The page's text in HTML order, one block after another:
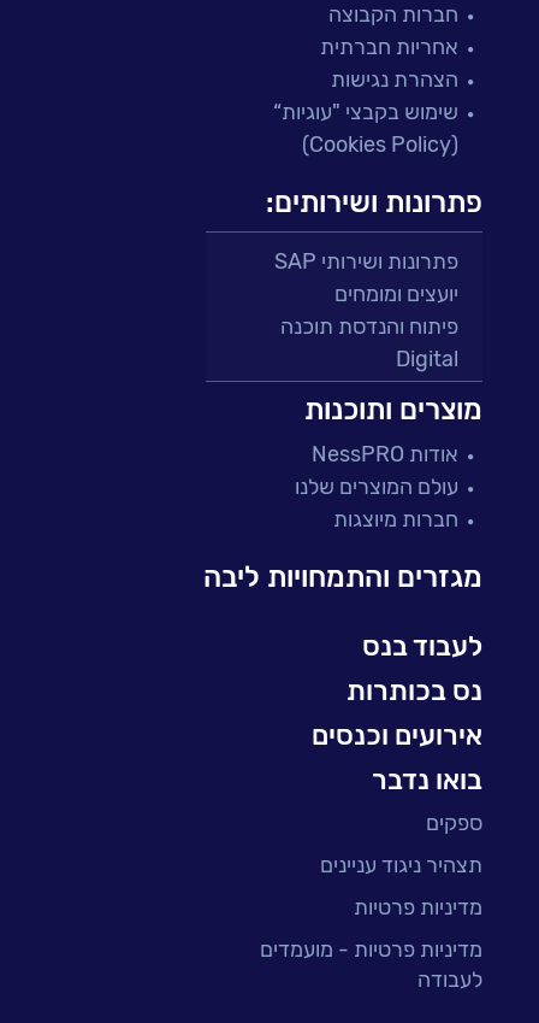
חברות הקבוצה
אחריות חברתית
הצהרת נגישות
שימוש בקבצי "עוגיות“
(Cookies Policy)
פתרונות ושירותים:
פתרונות ושירותי SAP
יועצים ומומחים
פיתוח והנדסת תוכנה
Digital
פתרונות למגזר הפיננסי
מיקור חוץ ושירותים מנוהלים
בדיקות והבטחת איכות
עולמות הענן
עולמות הסייבר
BI, Analytics & Big-Data
מוצרים ותוכנות
אודות NessPRO
עולם המוצרים שלנו
חברות מיוצגות
מגזרים והתמחויות ליבה
לעבוד בנס
נס בכותרות
אירועים וכנסים
בואו נדבר
ספקים
תצהיר ניגוד עניינים
מדיניות פרטיות
מדיניות פרטיות - מועמדים
לעבודה